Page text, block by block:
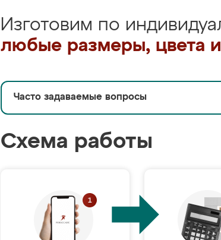
Изготовим по
любые размеры, цвета
Часто задаваемые вопросы
Схема работы